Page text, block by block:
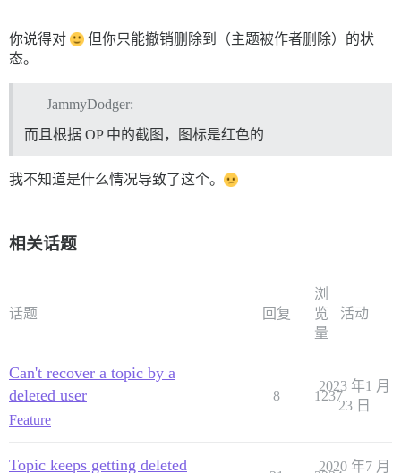
你说得对
但你只能撤销删除到（主题被作者删除）的状
态。
JammyDodger:
而且根据 OP 中的截图，图标是红色的
我不知道是什么情况导致了这个。
相关话题
话题 回复
浏
览
量
活动
Can't recover a topic by a
deleted user
Feature
8 1237
2023 年1 月
23 日
Topic keeps getting deleted
2020 年7 月